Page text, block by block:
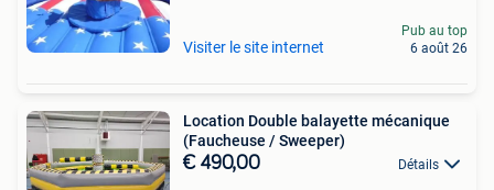
Visiter le site internet
Pub au top
6 août 26
Location Double balayette mécanique
(Faucheuse / Sweeper)
€ 490,00 Détails